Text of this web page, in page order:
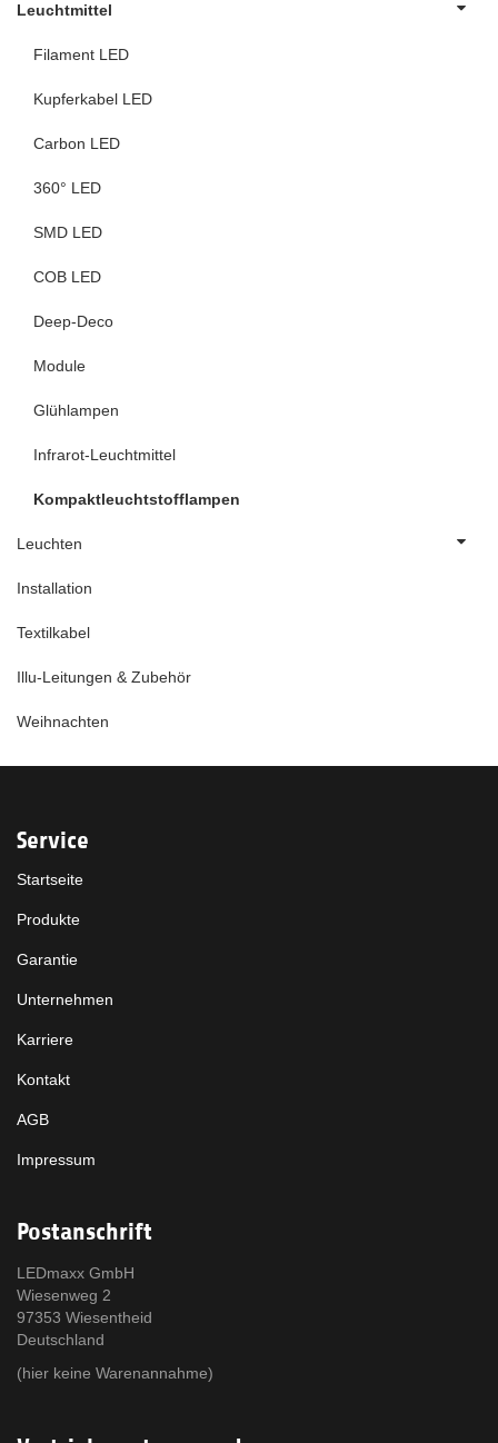
Leuchtmittel
Filament LED
Kupferkabel LED
Carbon LED
360° LED
SMD LED
COB LED
Deep-Deco
Module
Glühlampen
Infrarot-Leuchtmittel
Kompaktleuchtstofflampen
Leuchten
Installation
Textilkabel
Illu-Leitungen & Zubehör
Weihnachten
Service
Startseite
Produkte
Garantie
Unternehmen
Karriere
Kontakt
AGB
Impressum
Postanschrift
LEDmaxx GmbH
Wiesenweg 2
97353 Wiesentheid
Deutschland
(hier keine Warenannahme)